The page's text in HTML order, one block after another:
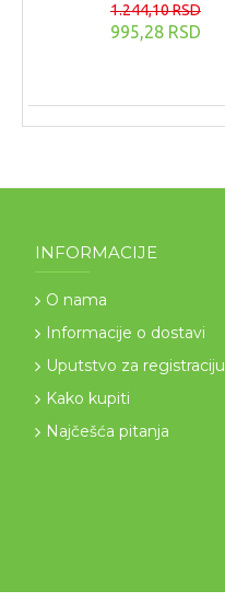
995,28 RSD
1.244,10 RSD
INFORMACIJE
O nama
Informacije o dostavi
Uputstvo za registraciju
Kako kupiti
Najčešća pitanja